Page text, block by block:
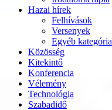
Hazai hírek
Felhívások
Versenyek
Egyéb kategória
Közösség
Kitekintő
Konferencia
Vélemény
Technológia
Szabadidő